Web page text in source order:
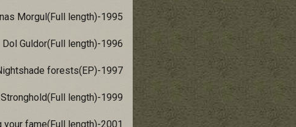
1995-Minas Morgul(Full length)
1996-Dol Guldor(Full length)
1997-Nightshade forests(EP)
1999-Stronghold(Full length)
2001-Let mortal heros sing your fame(Full length)